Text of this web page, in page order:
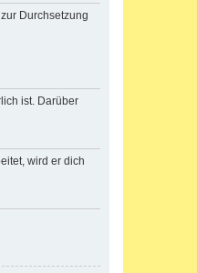
Durchsetzung
ist. Darüber
wird er dich